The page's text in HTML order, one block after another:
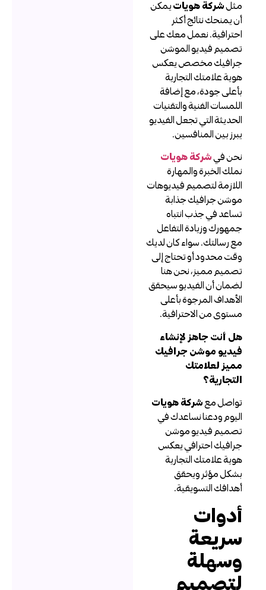
شركة هوياتيمكن
أن يمنحك نتائج أكثر
احترافية. نعمل معك على
تصميم فيديو الموشن
جرافيك مخصص يعكس
هوية علامتك التجارية
بأعلى جودة، مع إضافة
اللمسات الفنية والتقنيات
الحديثة التي تجعل الفيديو
يبرز بين المنافسين.
نحن فيشركة هويات
نملك الخبرة والمهارة
اللازمة لتصميم فيديوهات
موشن جرافيك جذابة
تساعد في جذب انتباه
جمهورك وزيادة التفاعل
مع رسالتك. سواء كان لديك
وقت محدود أو تحتاج إلى
تصميم مميز، نحن هنا
لضمان أن الفيديو سيحقق
الأهداف المرجوة بأعلى
مستوى من الاحترافية.
هل أنت جاهز لإنشاء
فيديو موشن جرافيك
مميز لعلامتك
التجارية؟
تواصل معشركة هويات
اليوم ودعنا نساعدك في
تصميم فيديو موشن
جرافيك احترافي يعكس
هوية علامتك التجارية
بشكل مؤثر ويحقق
أهدافك التسويقية.
أدوات
سريعة
وسهلة
لتصميم